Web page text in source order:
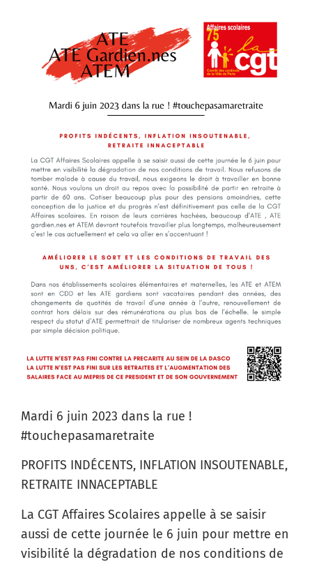
Mardi 6 juin 2023 dans la rue !
#touchepasamaretraite
PROFITS INDÉCENTS, INFLATION INSOUTENABLE,
RETRAITE INNACEPTABLE
La CGT Affaires Scolaires appelle à se saisir
aussi de cette journée le 6 juin pour mettre en
visibilité la dégradation de nos conditions de